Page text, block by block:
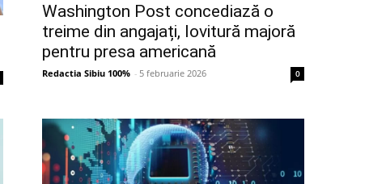
Washington Post concediază o
treime din angajați, lovitură majoră
pentru presa americană
Redactia Sibiu 100% - 5 februarie 2026 0